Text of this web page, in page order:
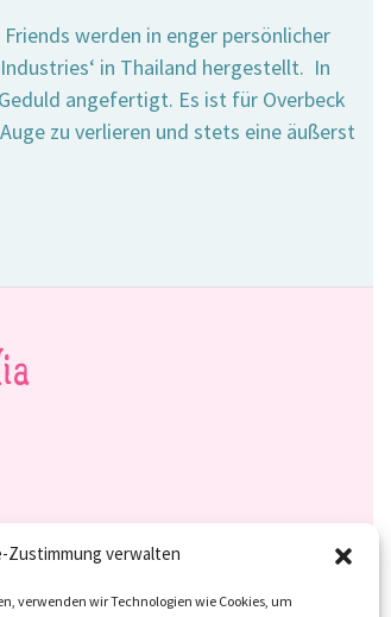
Zustimmung verwalten
verwenden wir Technologien wie Cookies, um
werden in enger persönlicher
in Thailand hergestellt. In
angefertigt. Es ist für Overbeck
zu verlieren und stets eine äußerst